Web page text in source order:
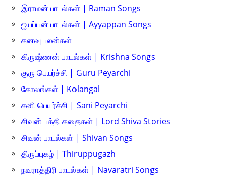
இராமன் பாடல்கள் | Raman Songs
ஐயப்பன் பாடல்கள் | Ayyappan Songs
கனவு பலன்கள்
கிருஷ்ணன் பாடல்கள் | Krishna Songs
குரு பெயர்ச்சி | Guru Peyarchi
கோலங்கள் | Kolangal
சனி பெயர்ச்சி | Sani Peyarchi
சிவன் பக்தி கதைகள் | Lord Shiva Stories
சிவன் பாடல்கள் | Shivan Songs
திருப்புகழ் | Thiruppugazh
நவராத்திரி பாடல்கள் | Navaratri Songs